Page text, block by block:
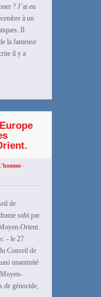
? J’ai eu
à un
Il
la fameuse
il y a
-
de
subi par
Orient.
- le 27
Conseil de
unanimité
de génocide,